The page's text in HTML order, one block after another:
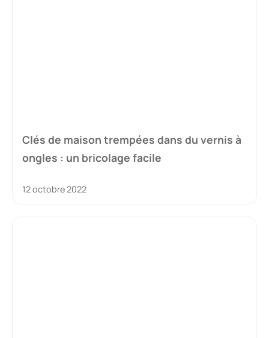
Clés de maison trempées dans du vernis à
ongles : un bricolage facile
12 octobre 2022